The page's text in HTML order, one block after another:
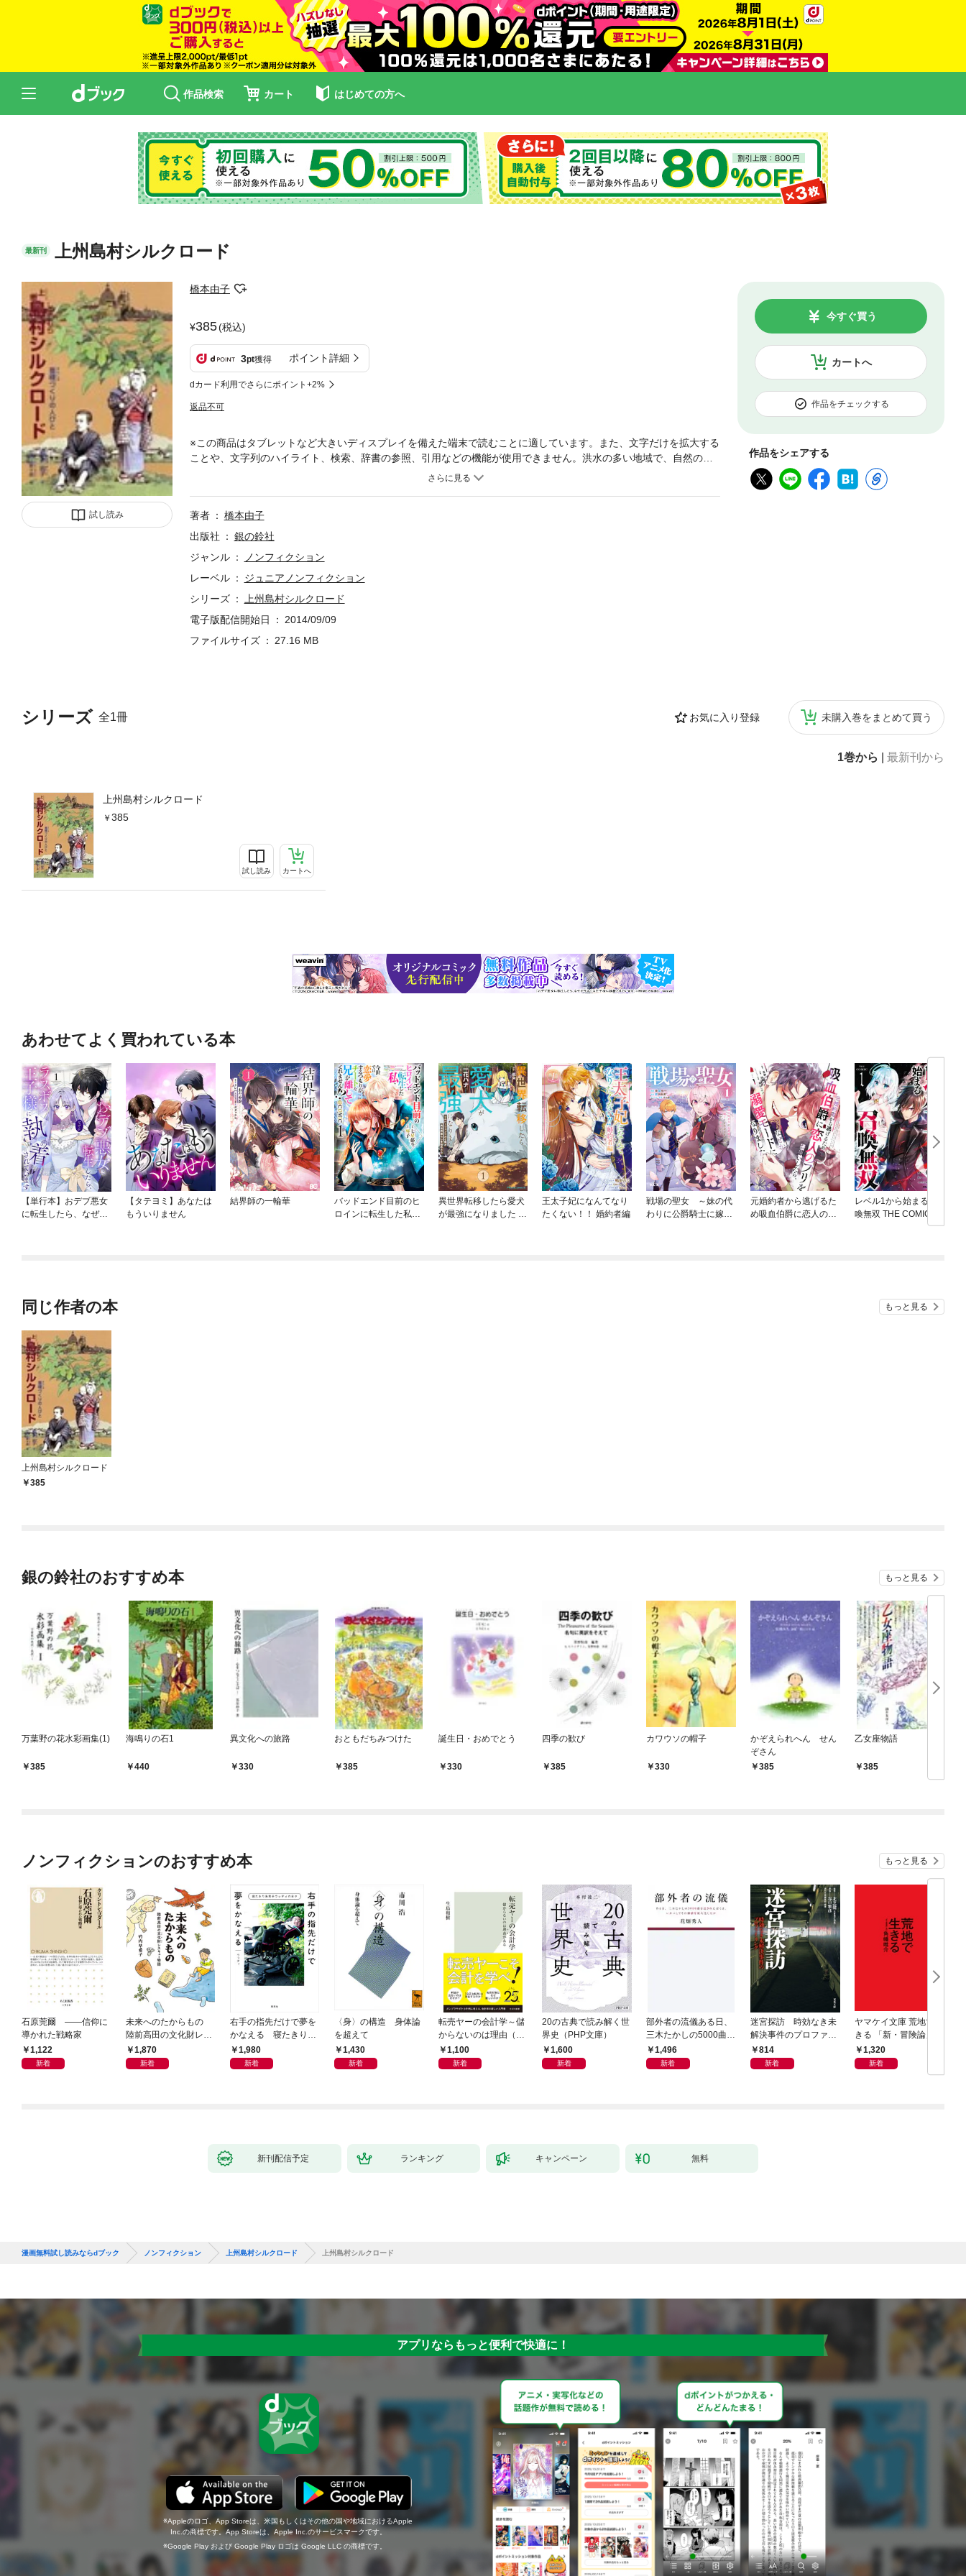
作品検索 カート はじめての方へ
最新刊 上州島村シルクロード
試し読み
橋本由子
385(税込)
3pt獲得 ポイント詳細
dカード利用でさらにポイント+2%
返品不可
カートへ
今すぐ買う
作品をチェックする
作品をシェアする
シリーズ 全1冊 お気に入り登録 未購入巻をまとめて買う
1巻から 最新刊から
上州島村シルクロード
385
試し読み カートへ
※この商品はタブレットなど大きいディスプレイを備えた端末で読むことに適しています。また、文字だけを拡大する
ことや、文字列のハイライト、検索、辞書の参照、引用などの機能が使用できません。洪水の多い地域で、自然の条
件と果敢に取り組み、世界的な養蚕業を築き上げた一人の若者の物語。舞台の上州は、富岡製糸場があります。
著者
橋本由子
出版社
銀の鈴社
ジャンル
ノンフィクション
レーベル
ジュニアノンフィクション
シリーズ
上州島村シルクロード
電子版配信開始日
2014/09/09
ファイルサイズ
27.16 MB
あわせてよく買われている本
【単行本】おデブ悪女
に転生したら、なぜか
【タテヨミ】あなたは
もういりません
結界師の一輪華
バッドエンド目前のヒ
ロインに転生した私、
異世界転移したら愛犬
が最強になりました ～
王太子妃になんてなり
たくない！！ 婚約者編
戦場の聖女 ～妹の代
わりに公爵騎士に嫁ぐ
元婚約者から逃げるた
め吸血伯爵に恋人のフ
レベル1から始まる召
喚無双 THE COMIC
同じ作者の本 もっと見る
上州島村シルクロード
385
銀の鈴社のおすすめ本 もっと見る
万葉野の花水彩画集(1)
385
海鳴りの石1
440
異文化への旅路
330
おともだちみつけた
385
誕生日・おめでとう
330
四季の歓び
385
カワウソの帽子
330
かぞえられへん せん
ぞさん
385
乙女座物語
385
ノンフィクションのおすすめ本 もっと見る
石原莞爾 ――信仰に
導かれた戦略家
1,122
新着
未来へのたからもの
陸前高田の文化財レス
キュー物語
1,870
新着
右手の指先だけで夢を
かなえる 寝たきり系
男子ウッディの日々
1,980
新着
〈身〉の構造 身体論
を超えて
1,430
新着
転売ヤーの会計学～儲
からないのは理由（わ
け）がある～
1,100
新着
20の古典で読み解く世
界史（PHP文庫）
1,600
新着
部外者の流儀ある日、
三木たかしの5000曲を
託されたぼくは、いか
にしてその価値を最大
1,496
新着
迷宮探訪 時効なき未
解決事件のプロファイ
リング
814
新着
ヤマケイ文庫 荒地で生
きる 「新・冒険論」改
訂1,320
新着
新刊配信予定 ランキング キャンペーン 無料
漫画無料試し読みならdブック ノンフィクション 上州島村シルクロード 上州島村シルクロード
アプリならもっと便利で快適に！
Appleのロゴ、App Storeは、米国もしくはその他の国や地域におけるApple
Inc.の商標です。App Storeは、Apple Inc.のサービスマークです。
Google Play および Google Play ロゴは Google LLC の商標です。